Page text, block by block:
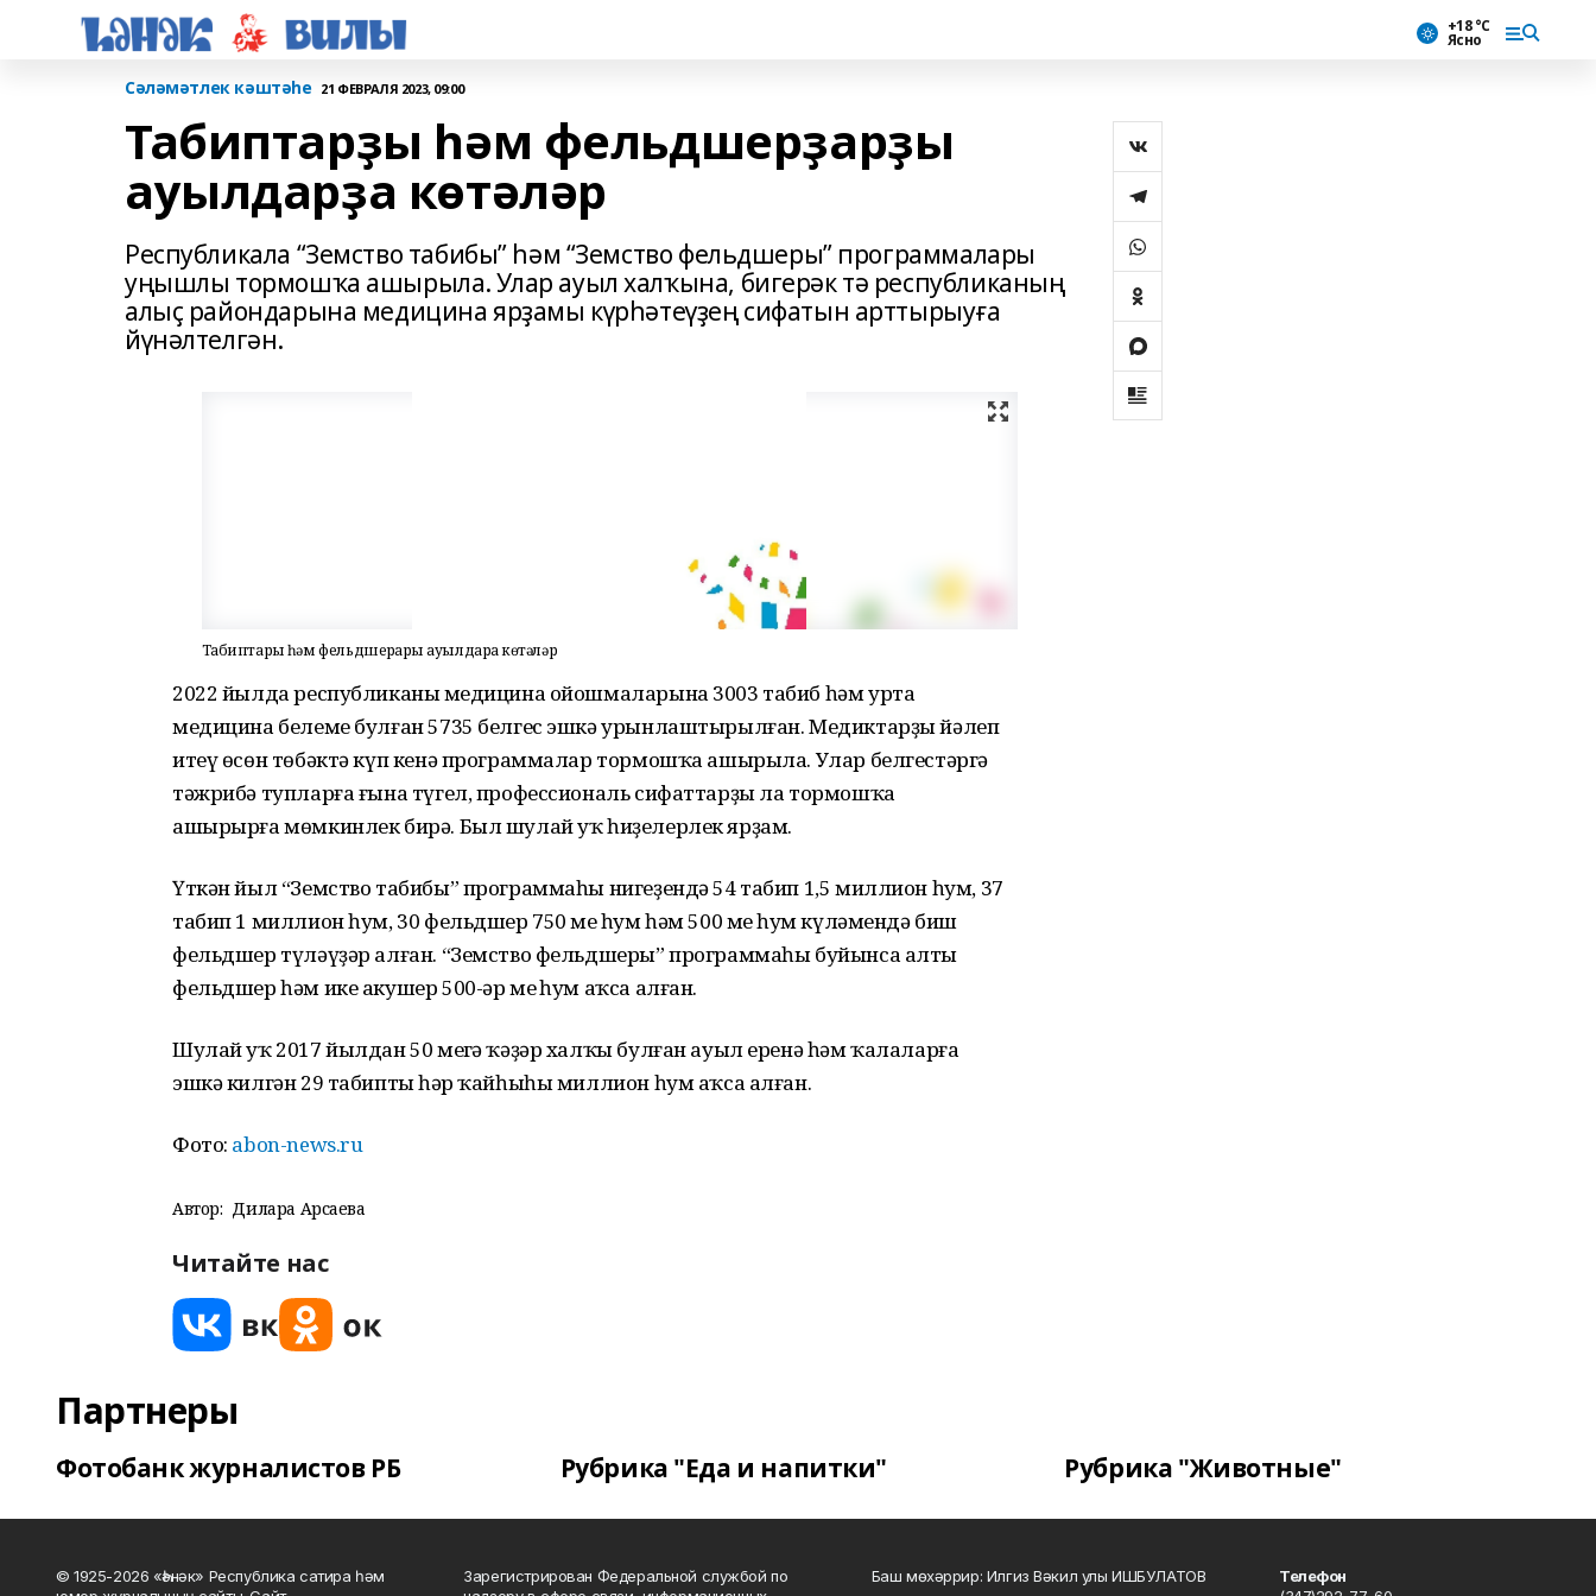
+18 °С
Ясно
Сәләмәтлек кәштәһе 21 ФЕВРАЛЯ 2023, 09:00
Табиптарҙы һәм фельдшерҙарҙы
ауылдарҙа көтәләр
Республикала “Земство табибы” һәм “Земство фельдшеры” программалары
уңышлы тормошҡа ашырыла. Улар ауыл халҡына, бигерәк тә республиканың
алыҫ райондарына медицина ярҙамы күрһәтеүҙең сифатын арттырыуға
йүнәлтелгән.
Табиптарҙы һәм фельдшерҙарҙы ауылдарҙа көтәләр
2022 йылда республиканың медицина ойошмаларына 3003 табиб һәм урта
медицина белеме булған 5735 белгес эшкә урынлаштырылған. Медиктарҙы йәлеп
итеү өсөн төбәктә күп кенә программалар тормошҡа ашырыла. Улар белгестәргә
тәжрибә тупларға ғына түгел, профессиональ сифаттарҙы ла тормошҡа
ашырырға мөмкинлек бирә. Был шулай уҡ һиҙелерлек ярҙам.
Үткән йыл “Земство табибы” программаһы нигеҙендә 54 табип 1,5 миллион һум, 37
табип 1 миллион һум, 30 фельдшер 750 мең һум һәм 500 мең һум күләмендә биш
фельдшер түләүҙәр алған. “Земство фельдшеры” программаһы буйынса алты
фельдшер һәм ике акушер 500-әр мең һум аҡса алған.
Шулай уҡ 2017 йылдан 50 меңгә ҡәҙәр халҡы булған ауыл еренә һәм ҡалаларға
эшкә килгән 29 табиптың һәр ҡайһыһы миллион һум аҡса алған.
Фото: abon-news.ru
Автор: Дилара Арсаева
Читайте нас
Партнеры
Фотобанк журналистов РБ Рубрика "Еда и напитки" Рубрика "Животные"
© 1925-2026 «Һәнәк» Республика сатира һәм
Зарегистрирован Федеральной службой по
Баш мөхәррир: Илгиз Вәкил улы ИШБУЛАТОВ
Телефон